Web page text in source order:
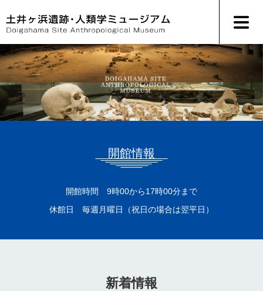
ー
ジ
の
先
頭
す
。
ニ
ュ
ー
を
飛
し
て
本
開館情報
開館時間 9時00から17時00分まで
休館日 毎週月曜日（祝日の場合は翌平日）
新着情報